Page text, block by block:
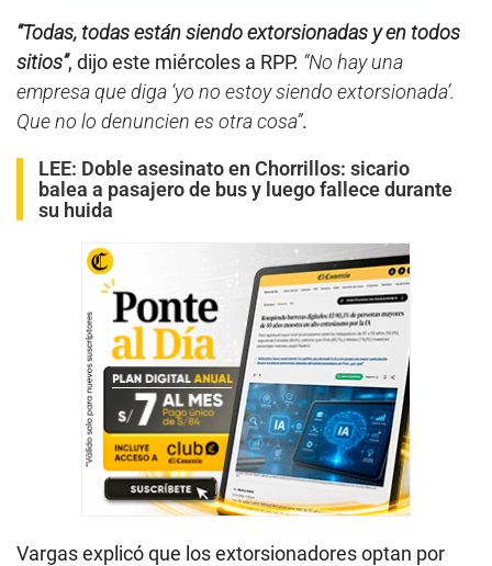
“Todas, todas están siendo extorsionadas y en todos
sitios”, dijo este miércoles a RPP. “No hay una
empresa que diga ‘yo no estoy siendo extorsionada’.
Que no lo denuncien es otra cosa”.
LEE: Doble asesinato en Chorrillos: sicario
balea a pasajero de bus y luego fallece durante
su huida
Vargas explicó que los extorsionadores optan por